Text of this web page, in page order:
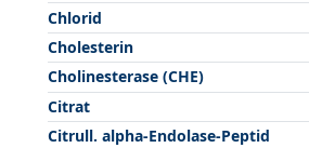
Chlorid
Cholesterin
Cholinesterase (CHE)
Citrat
Citrull. alpha-Endolase-Peptid